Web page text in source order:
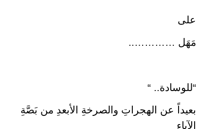
على
مَهَل …………..
“للوسادة.. “
بعيداً عن الهجراتِ والصرخةِ الأبعدِ من بَصَّةِ
الآباءِ